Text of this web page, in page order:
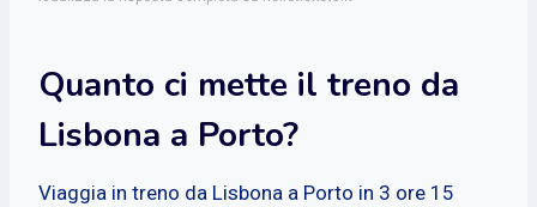
Quanto ci mette il treno da
Lisbona a Porto?
Viaggia in treno da Lisbona a Porto in 3 ore 15